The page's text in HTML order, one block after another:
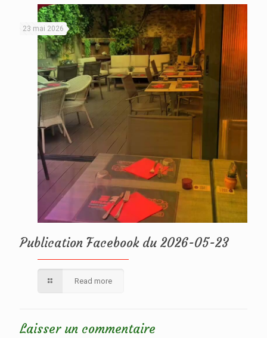
23 mai 2026
Publication Facebook du 2026-05-23
Read more
Laisser un commentaire